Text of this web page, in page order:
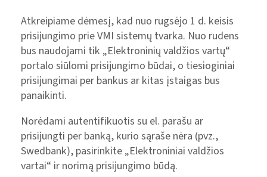
Atkreipiame dėmesį, kad nuo rugsėjo 1 d. keisis
prisijungimo prie VMI sistemų tvarka. Nuo rudens
bus naudojami tik „Elektroninių valdžios vartų“
portalo siūlomi prisijungimo būdai, o tiesioginiai
prisijungimai per bankus ar kitas įstaigas bus
panaikinti.
Norėdami autentifikuotis su el. parašu ar
prisijungti per banką, kurio sąraše nėra (pvz.,
Swedbank), pasirinkite „Elektroniniai valdžios
vartai“ ir norimą prisijungimo būdą.